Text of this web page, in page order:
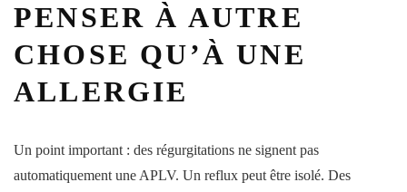
PENSER À AUTRE
CHOSE QU’À UNE
ALLERGIE
Un point important : des régurgitations ne signent pas
automatiquement une APLV. Un reflux peut être isolé. Des